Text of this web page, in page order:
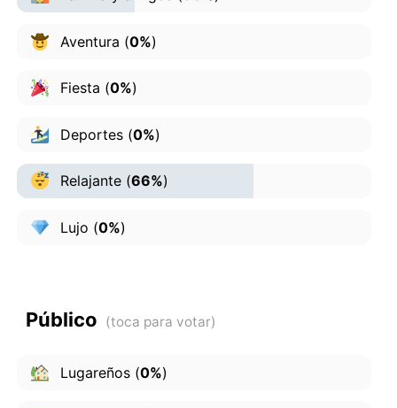
Aventura (0%)
Fiesta (0%)
Deportes(0%)
Relajante(66%)
Lujo (0%)
Público
Lugareños(0%)